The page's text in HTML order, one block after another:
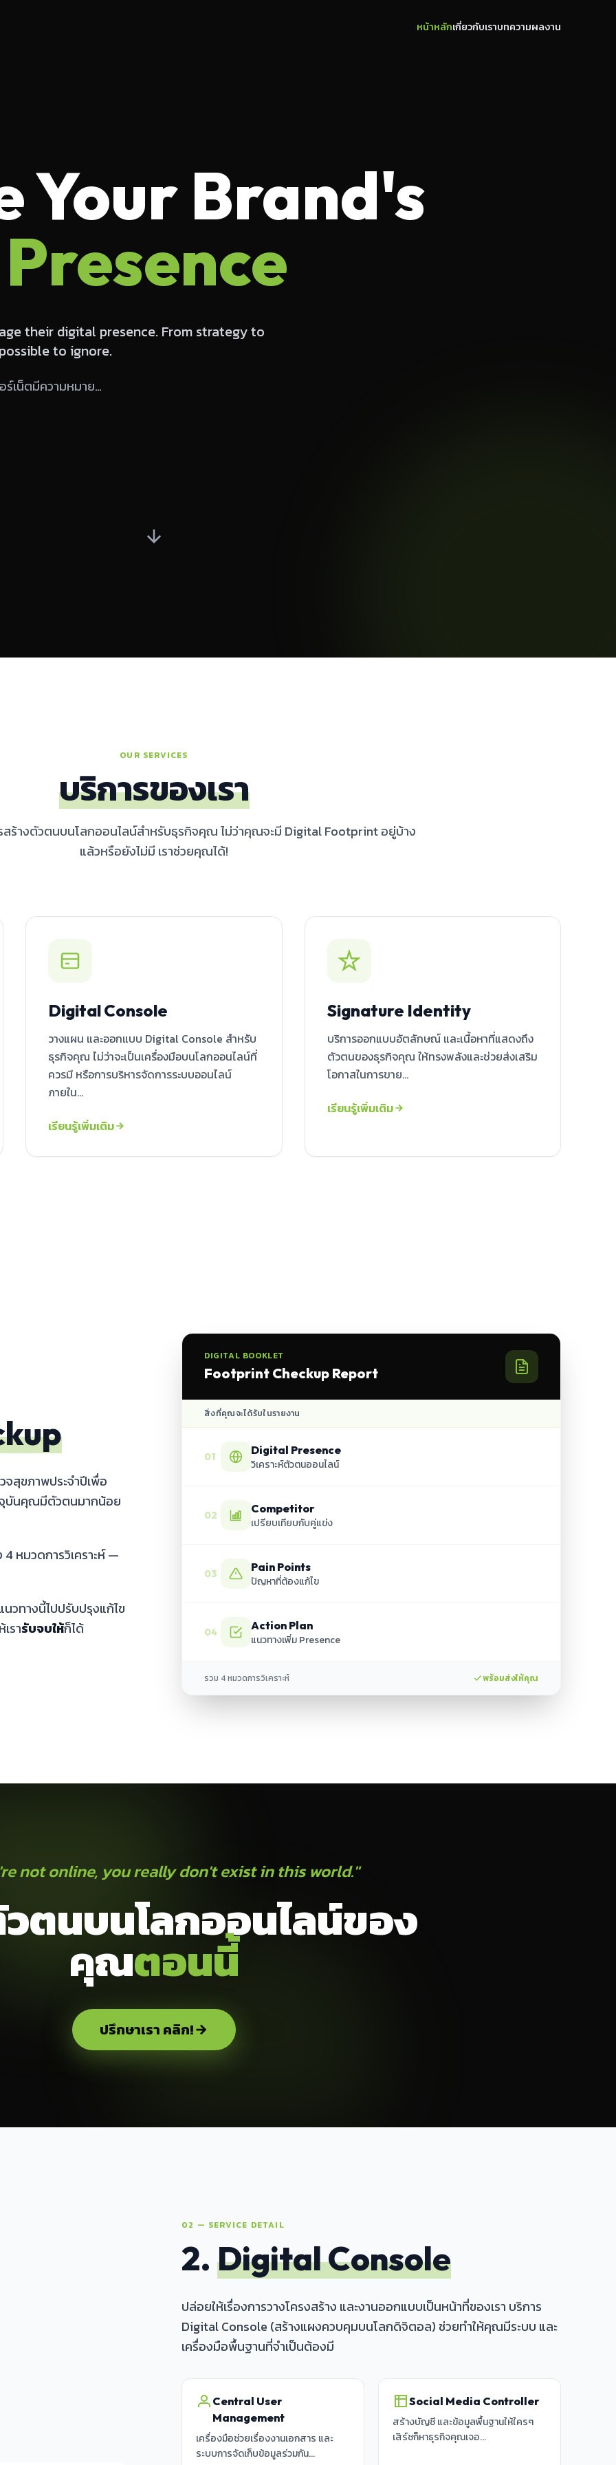
หน้าหลักเกี่ยวกับเราบทความผลงาน
Your Brand's
their digital presence. From strategy to
to ignore.
ร์เน็ตมีความหมาย…
OUR SERVICES
บริการของเรา
สร้างตัวตนบนโลกออนไลน์สำหรับธุรกิจคุณ ไม่ว่าคุณจะมี Digital Footprint อยู่บ้าง
แล้วหรือยังไม่มี เราช่วยคุณได้!
Digital Console
วางแผน และออกแบบ Digital Console สำหรับ
ธุรกิจคุณ ไม่ว่าจะเป็นเครื่องมือบนโลกออนไลน์ที่
ควรมี หรือการบริหารจัดการระบบออนไลน์
ภายใน...
เรียนรู้เพิ่มเติม
Signature Identity
บริการออกแบบอัตลักษณ์ และเนื้อหาที่แสดงถึง
ตัวตนของธุรกิจคุณ ให้ทรงพลังและช่วยส่งเสริม
โอกาสในการขาย...
เรียนรู้เพิ่มเติม
สุขภาพประจำปีเพื่อ
จุบันคุณมีตัวตนมากน้อย
หมวดการวิเคราะห์ —
วทางนี้ไปปรับปรุงแก้ไข
รารับจบให้ก็ได้
DIGITAL BOOKLET
Footprint Checkup Report
สิ่งที่คุณจะได้รับในรายงาน
01 Digital Presence
วิเคราะห์ตัวตนออนไลน์
02 Competitor
เปรียบเทียบกับคู่แข่ง
03 Pain Points
ปัญหาที่ต้องแก้ไข
04 Action Plan
แนวทางเพิ่ม Presence
รวม 4 หมวดการวิเคราะห์ พร้อมส่งให้คุณ
not online, you really don't exist in this world."
ตนบนโลกออนไลน์ของ
คุณตอนนี้
ปรึกษาเรา คลิก!
02 — SERVICE DETAIL
2. Digital Console
ปล่อยให้เรื่องการวางโครงสร้าง และงานออกแบบเป็นหน้าที่ของเรา บริการ
Digital Console (สร้างแผงควบคุมบนโลกดิจิตอล) ช่วยทำให้คุณมีระบบ และ
เครื่องมือพื้นฐานที่จำเป็นต้องมี
Central User
Management
เครื่องมือช่วยเรื่องงานเอกสาร และ
ระบบการจัดเก็บข้อมูลร่วมกัน...
Social Media Controller
สร้างบัญชี และข้อมูลพื้นฐานให้ใครๆ
เสิร์ชก็หาธุรกิจคุณเจอ...